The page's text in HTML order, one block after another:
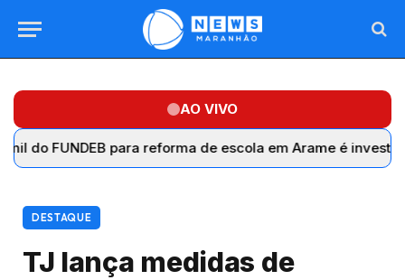
AO VIVO
para reforma de escola em Arame é investigado
DESTAQUE
TJ lança medidas de